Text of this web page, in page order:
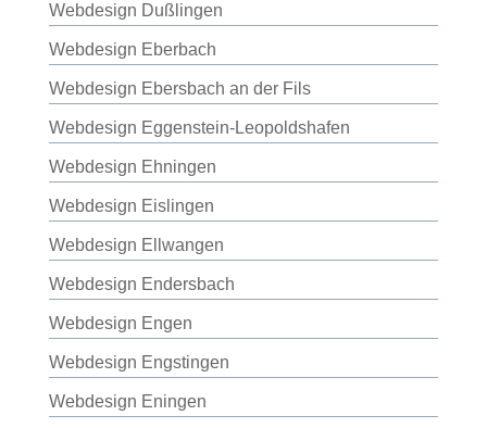
Webdesign Dußlingen
Webdesign Eberbach
Webdesign Ebersbach an der Fils
Webdesign Eggenstein-Leopoldshafen
Webdesign Ehningen
Webdesign Eislingen
Webdesign Ellwangen
Webdesign Endersbach
Webdesign Engen
Webdesign Engstingen
Webdesign Eningen